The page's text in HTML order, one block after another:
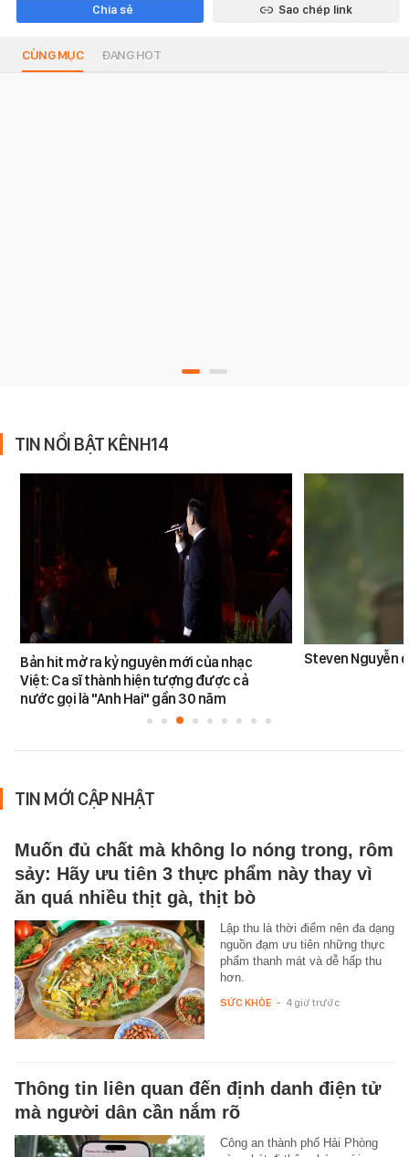
Chia sẻ Sao chép link
CÙNG MỤC ĐANG HOT
TIN NỔI BẬT KÊNH14
Bản hit mở ra kỷ nguyên mới của nhạc
Việt: Ca sĩ thành hiện tượng được cả
nước gọi là "Anh Hai" gần 30 năm
Steven Nguyễn
TIN MỚI CẬP NHẬT
Muốn đủ chất mà không lo nóng trong, rôm
sảy: Hãy ưu tiên 3 thực phẩm này thay vì
ăn quá nhiều thịt gà, thịt bò
Lập thu là thời điểm nên đa dạng
nguồn đạm ưu tiên những thực
phẩm thanh mát và dễ hấp thu
hơn.
SỨC KHỎE - 4 giờ trước
Thông tin liên quan đến định danh điện tử
mà người dân cần nắm rõ
Công an thành phố Hải Phòng